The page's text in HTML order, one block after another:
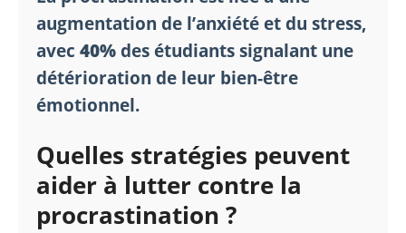
augmentation de l’anxiété et du stress,
avec 40%des étudiants signalant une
détérioration de leur bien-être
émotionnel.
Quelles stratégies peuvent
aider à lutter contre la
procrastination ?